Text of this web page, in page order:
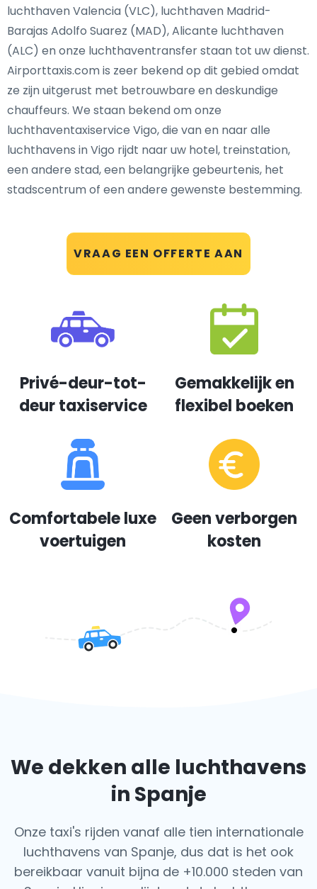
VRAAG EEN OFFERTE AAN
luchthaven Valencia (VLC), luchthaven Madrid-
Barajas Adolfo Suarez (MAD), Alicante luchthaven
(ALC) en onze luchthaventransfer staan tot uw dienst.
Airporttaxis.com is zeer bekend op dit gebied omdat
ze zijn uitgerust met betrouwbare en deskundige
chauffeurs. We staan bekend om onze
luchthaventaxiservice Vigo, die van en naar alle
luchthavens in Vigo rijdt naar uw hotel, treinstation,
een andere stad, een belangrijke gebeurtenis, het
stadscentrum of een andere gewenste bestemming.
Privé-deur-tot-
deur taxiservice
Gemakkelijk en
flexibel boeken
Comfortabele luxe
voertuigen
Geen verborgen
kosten
We dekken alle luchthavens
in Spanje
Onze taxi's rijden vanaf alle tien internationale
luchthavens van Spanje, dus dat is het ook
bereikbaar vanuit bijna de +10.000 steden van